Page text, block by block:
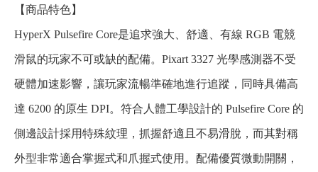
【商品特色】
HyperX Pulsefire Core是追求強大、舒適、有線 RGB 電競
滑鼠的玩家不可或缺的配備。Pixart 3327 光學感測器不受
硬體加速影響，讓玩家流暢準確地進行追蹤，同時具備高
達 6200 的原生 DPI。符合人體工學設計的 Pulsefire Core 的
側邊設計採用特殊紋理，抓握舒適且不易滑脫，而其對稱
外型非常適合掌握式和爪握式使用。配備優質微動開關，